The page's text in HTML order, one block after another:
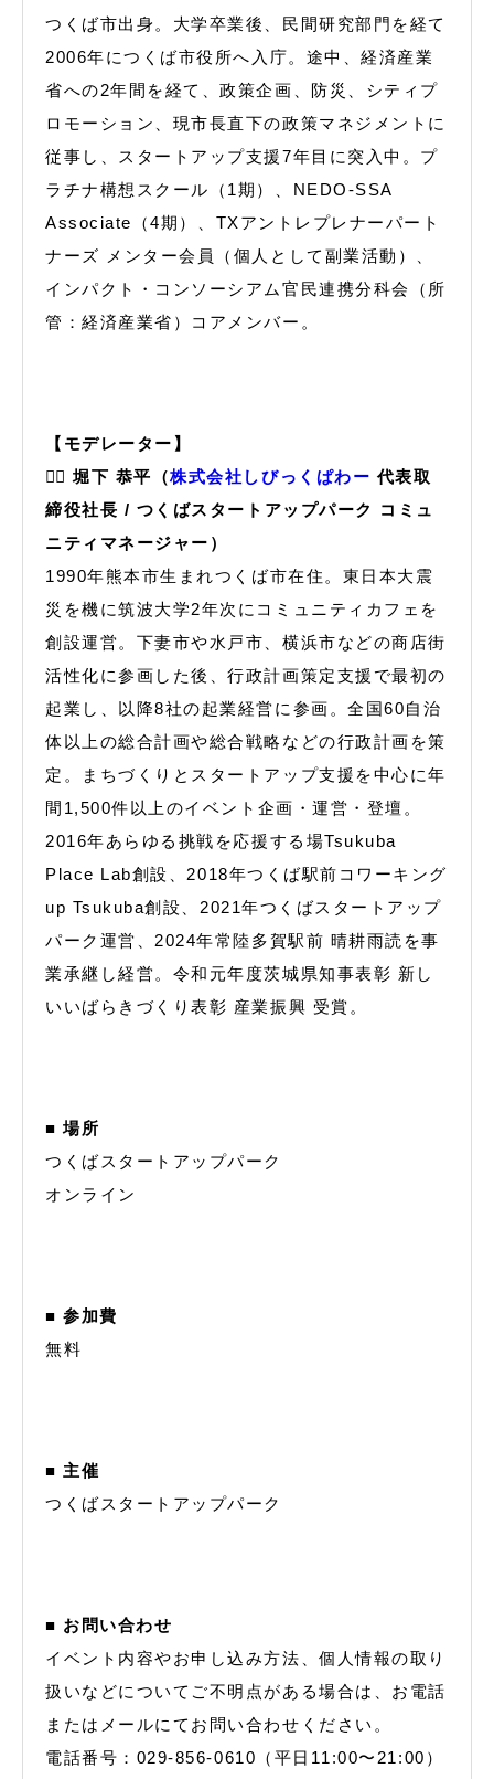
つくば市出身。大学卒業後、民間研究部門を経て
2006年につくば市役所へ入庁。途中、経済産業
省への2年間を経て、政策企画、防災、シティプ
ロモーション、現市長直下の政策マネジメントに
従事し、スタートアップ支援7年目に突入中。プ
ラチナ構想スクール（1期）、NEDO-SSA
Associate（4期）、TXアントレプレナーパート
ナーズ メンター会員（個人として副業活動）、
インパクト・コンソーシアム官民連携分科会（所
管：経済産業省）コアメンバー。
【モデレーター】
🙋‍♂️ 堀下 恭平（株式会社しびっくぱわー 代表取
締役社長 / つくばスタートアップパーク コミュ
ニティマネージャー）
1990年熊本市生まれつくば市在住。東日本大震
災を機に筑波大学2年次にコミュニティカフェを
創設運営。下妻市や水戸市、横浜市などの商店街
活性化に参画した後、行政計画策定支援で最初の
起業し、以降8社の起業経営に参画。全国60自治
体以上の総合計画や総合戦略などの行政計画を策
定。まちづくりとスタートアップ支援を中心に年
間1,500件以上のイベント企画・運営・登壇。
2016年あらゆる挑戦を応援する場Tsukuba
Place Lab創設、2018年つくば駅前コワーキング
up Tsukuba創設、2021年つくばスタートアップ
パーク運営、2024年常陸多賀駅前 晴耕雨読を事
業承継し経営。令和元年度茨城県知事表彰 新し
いいばらきづくり表彰 産業振興 受賞。
■ 場所
つくばスタートアップパーク
オンライン
■ 参加費
無料
■ 主催
つくばスタートアップパーク
■ お問い合わせ
イベント内容やお申し込み方法、個人情報の取り
扱いなどについてご不明点がある場合は、お電話
またはメールにてお問い合わせください。
電話番号：029-856-0610（平日11:00〜21:00）